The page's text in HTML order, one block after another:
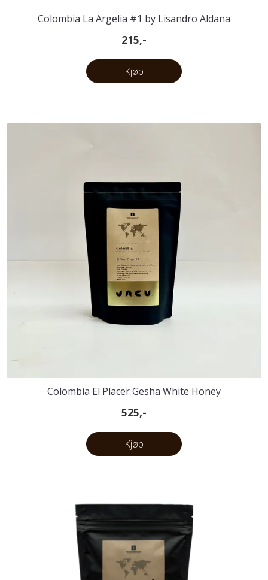
Colombia La Argelia #1 by Lisandro Aldana
215,-
Kjøp
Colombia El Placer Gesha White Honey
525,-
Kjøp